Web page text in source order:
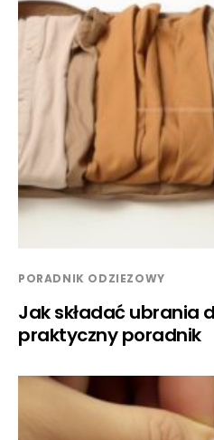
PORADNIK ODZIEZOWY
Jak składać ubrania
praktyczny poradnik